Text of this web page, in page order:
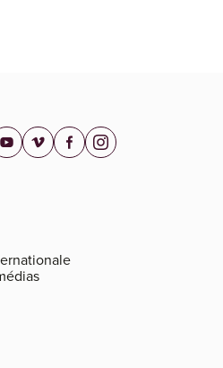
youtube.com
vimeo.com
facebook.com
instagram.com
page